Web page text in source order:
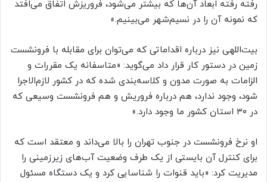
رفته رفته ابعاد آن‌ها که بیشتر می‌شود، فروریزش اتفاق می‌افتد
که نمونه آن را در نسیم‌شهر می‌بینیم.»
بیت‌اللهی نیز درباره اقداماتی که می‌توان برای مقابله با فرونشست
زمین در دستور کار قرار داد می‌گوید: «متاسفانه یک مقررات و
الزامات به صورت مدون و کلاسه‌بندی شده که در کشور لازم‌الاجرا
شود، وجود ندارد، هم درباره فروریش و هم فرونشست وسیعی که
در ۳۰ استان کشور ما وجود دارد.»
او نرخ فرونشست در جنوب تهران را بالا می‌داند و معتقد است که
برای کنترل آن بایستی از یک طرف وضعیت آب‌های زیرزمینی را
مدیریت کرد: «باید قنوات را شناسایی کرد و یک دستگاه مسئول